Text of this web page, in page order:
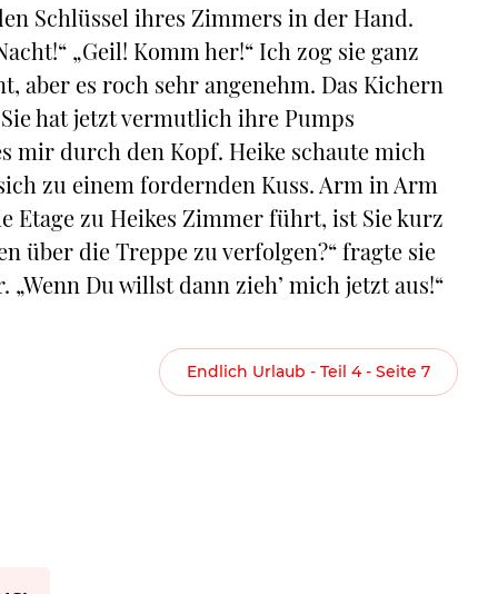
Schlüssel ihres Zimmers in der Hand.
„Geil! Komm her!“ Ich zog sie ganz
aber es roch sehr angenehm. Das Kichern
hat jetzt vermutlich ihre Pumps
mir durch den Kopf. Heike schaute mich
zu einem fordernden Kuss. Arm in Arm
Etage zu Heikes Zimmer führt, ist Sie kurz
über die Treppe zu verfolgen?“ fragte sie
Du willst dann zieh’ mich jetzt aus!“
Endlich Urlaub - Teil 4 - Seite 7